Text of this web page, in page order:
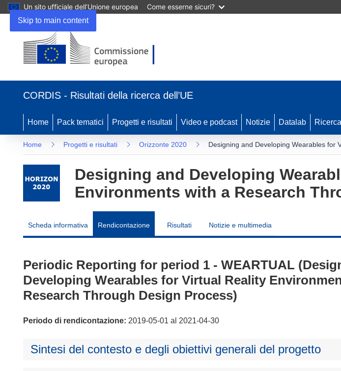
Skip to main content
Un sito ufficiale dell’Unione europea Come esserne sicuri?
in
nuova
finestra)
CORDIS - Risultati della ricerca dell’UE
Home Pack tematici Progetti e risultati Video e podcast Notizie Datalab Ricerca
Home Progetti e risultati Orizzonte 2020 Designing and Developing Wearables for
Designing and Developing
Environments with a Research
Scheda informativa Rendicontazione Risultati Notizie e multimedia
Periodic Reporting for period 1 - WEARTUAL
Developing Wearables for Virtual Reality
Research Through Design Process)
Periodo di rendicontazione: 2019-05-01 al 2021-04-30
Sintesi del contesto e degli obiettivi generali del progetto